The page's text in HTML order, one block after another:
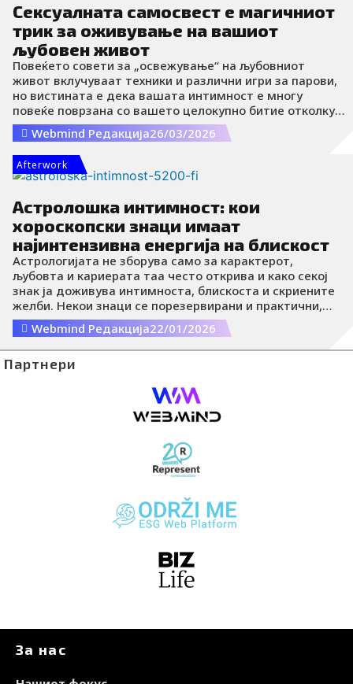
Сексуалната самосвест е магичниот
трик за оживување на вашиот
љубовен живот
Повеќето совети за „освежување“ на љубовниот
живот вклучуваат техники и различни игри за парови,
но вистината е дека вашата интимност е многу
повеќе поврзана со вашето целокупно битие отколку
само со телото. Единствениот „магичен“ трик што
може да го подигне вашиот љубовен живот на
повисоко ниво е сексуалната самосвест, која
произлегува од вашата општа свесност и
самоспознавање.
Webmind Редакција26/03/2026
Afterwork
Астролошка интимност: кои
хороскопски знаци имаат
најинтензивна енергија на блискост
Астрологијата не зборува само за карактерот,
љубовта и кариерата таа често открива и како секој
знак ја доживува интимноста, блискоста и скриените
желби. Некои знаци се порезервирани и практични,
додека други зрачат со разиграна, магнетна и
понекогаш мистериозна енергија.
Webmind Редакција22/01/2026
Партнери
За нас